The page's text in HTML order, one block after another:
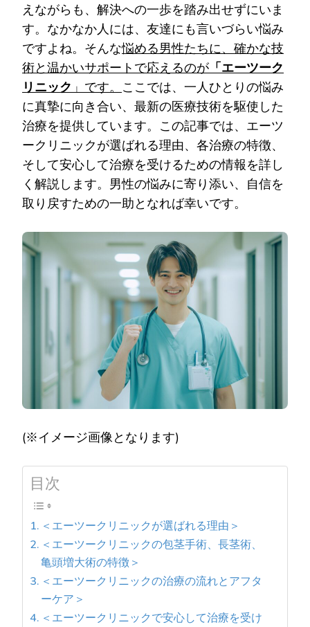
えながらも、解決への一歩を踏み出せずにいま
す。なかなか人には、友達にも言いづらい悩み
ですよね。そんな悩める男性たちに、確かな技
術と温かいサポートで応えるのが 「エーツーク
リニック 」です。 ここでは、一人ひとりの悩み
に真摯に向き合い、最新の医療技術を駆使した
治療を提供しています。この記事では、エーツ
ークリニックが選ばれる理由、各治療の特徴、
そして安心して治療を受けるための情報を詳し
く解説します。男性の悩みに寄り添い、自信を
取り戻すための一助となれば幸いです。
(※イメージ画像となります)
目次
＜エーツークリニックが選ばれる理由＞
＜エーツークリニックの包茎手術、長茎術、
亀頭増大術の特徴＞
＜エーツークリニックの治療の流れとアフタ
ーケア＞
＜エーツークリニックで安心して治療を受け